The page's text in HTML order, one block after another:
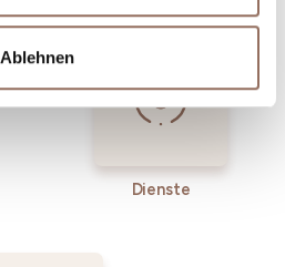
Ablehnen
Dienste